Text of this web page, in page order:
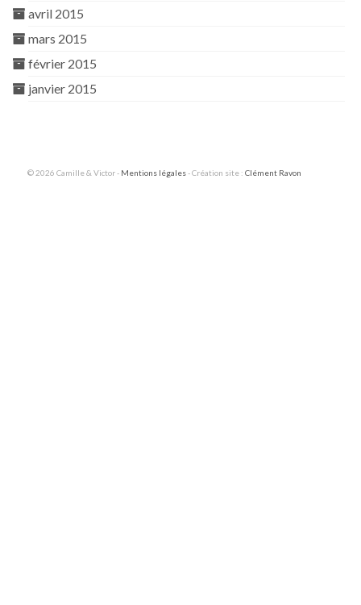
avril 2015
mars 2015
février 2015
janvier 2015
© 2026 Camille & Victor - Mentions légales- Création site : Clément Ravon